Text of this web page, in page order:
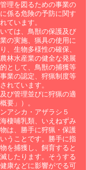
理を図るための事業の
係る危険の予防に関す
ています。
ては、鳥獣の保護及び
の実施、猟具の使用に
、生物多様性の確保、
林水産業の健全な発展
として、鳥獣の捕獲等
業の認定、狩猟制度等
れています。
び管理並びに狩猟の適
要」）。
アシカ・アザラシ５
棲哺乳類、いえねずみ
は、勝手に狩猟・保護
うことです。勝手に指
を捕獲し、飼育すると
したります。そうする
康などに影響がでる可